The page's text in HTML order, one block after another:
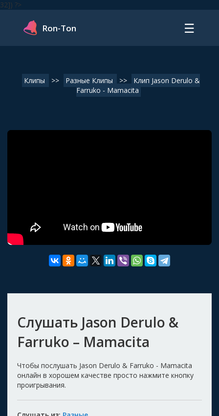
32]) ?>
Ron-Ton ☰
Клипы >> Разные Клипы >>
Клип Jason Derulo &
Farruko - Mamacita
Слушать Jason Derulo &
Farruko – Mamacita
Чтобы послушать Jason Derulo & Farruko - Mamacita
онлайн в хорошем качестве просто нажмите кнопку
проигрывания.